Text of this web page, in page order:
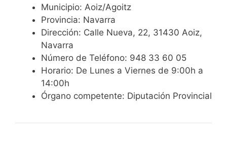
Municipio: Aoiz/Agoitz
Provincia: Navarra
Dirección: Calle Nueva, 22, 31430 Aoiz,
Navarra
Número de Teléfono: 948 33 60 05
Horario: De Lunes a Viernes de 9:00h a
14:00h
Órgano competente: Diputación Provincial